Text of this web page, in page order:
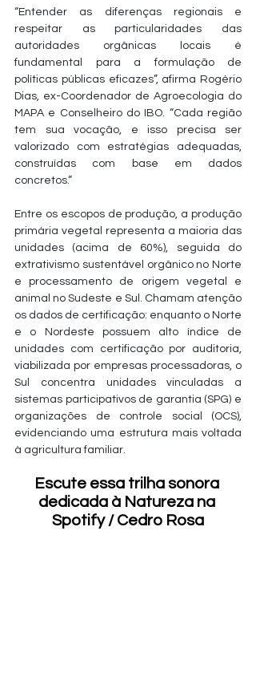
“Entender as diferenças regionais e
respeitar as particularidades das
autoridades orgânicas locais é
fundamental para a formulação de
políticas públicas eficazes”, afirma Rogério
Dias, ex-Coordenador de Agroecologia do
MAPA e Conselheiro do IBO. “Cada região
tem sua vocação, e isso precisa ser
valorizado com estratégias adequadas,
construídas com base em dados
concretos.”
Entre os escopos de produção, a produção
primária vegetal representa a maioria das
unidades (acima de 60%), seguida do
extrativismo sustentável orgânico no Norte
e processamento de origem vegetal e
animal no Sudeste e Sul. Chamam atenção
os dados de certificação: enquanto o Norte
e o Nordeste possuem alto índice de
unidades com certificação por auditoria,
viabilizada por empresas processadoras, o
Sul concentra unidades vinculadas a
sistemas participativos de garantia (SPG) e
organizações de controle social (OCS),
evidenciando uma estrutura mais voltada
à agricultura familiar.
Escute essa trilha sonora
dedicada à Natureza na
Spotify / Cedro Rosa